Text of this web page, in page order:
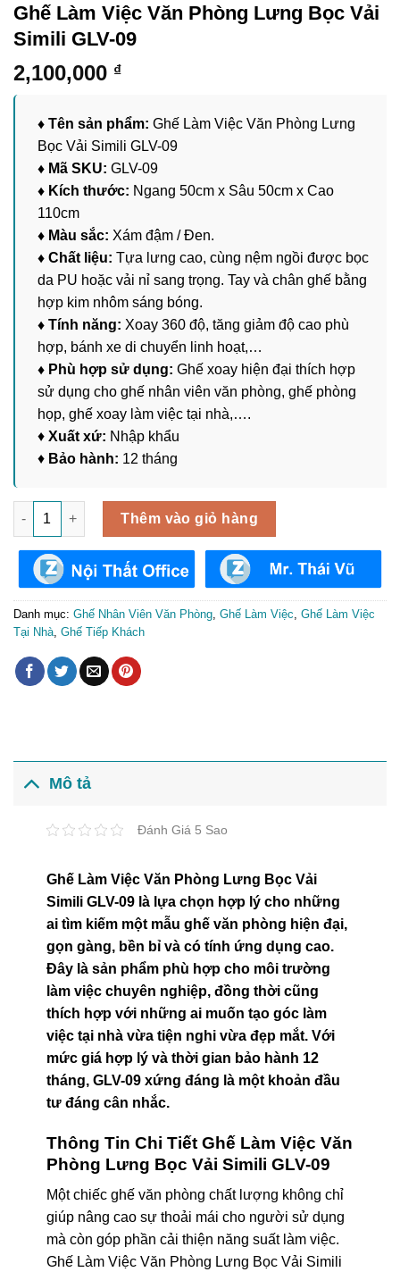
Ghế Làm Việc Văn Phòng Lưng Bọc Vải
Simili GLV-09
2,100,000 ₫
♦ Tên sản phẩm: Ghế Làm Việc Văn Phòng Lưng
Bọc Vải Simili GLV-09
♦ Mã SKU: GLV-09
♦ Kích thước: Ngang 50cm x Sâu 50cm x Cao
110cm
♦ Màu sắc: Xám đậm / Đen.
♦ Chất liệu: Tựa lưng cao, cùng nệm ngồi được bọc
da PU hoặc vải nỉ sang trọng. Tay và chân ghế bằng
hợp kim nhôm sáng bóng.
♦ Tính năng: Xoay 360 độ, tăng giảm độ cao phù
hợp, bánh xe di chuyển linh hoạt,…
♦ Phù hợp sử dụng: Ghế xoay hiện đại thích hợp
sử dụng cho ghế nhân viên văn phòng, ghế phòng
họp, ghế xoay làm việc tại nhà,….
♦ Xuất xứ: Nhập khẩu
♦ Bảo hành: 12 tháng
Ghế Làm Việc Văn Phòng Lưng Bọc Vải Simili GLV-09 số lượng
Thêm vào giỏ hàng
Danh mục: Ghế Nhân Viên Văn Phòng Ghế Làm Việc Ghế Làm Việc
Tại Nhà Ghế Tiếp Khách
Mô tả
Đánh Giá 5 Sao
Ghế Làm Việc Văn Phòng Lưng Bọc Vải
Simili GLV-09 là lựa chọn hợp lý cho những
ai tìm kiếm một mẫu ghế văn phòng hiện đại,
gọn gàng, bền bỉ và có tính ứng dụng cao.
Đây là sản phẩm phù hợp cho môi trường
làm việc chuyên nghiệp, đồng thời cũng
thích hợp với những ai muốn tạo góc làm
việc tại nhà vừa tiện nghi vừa đẹp mắt. Với
mức giá hợp lý và thời gian bảo hành 12
tháng, GLV-09 xứng đáng là một khoản đầu
tư đáng cân nhắc.
Thông Tin Chi Tiết Ghế Làm Việc Văn
Phòng Lưng Bọc Vải Simili GLV-09
Một chiếc ghế văn phòng chất lượng không chỉ
giúp nâng cao sự thoải mái cho người sử dụng
mà còn góp phần cải thiện năng suất làm việc.
Ghế Làm Việc Văn Phòng Lưng Bọc Vải Simili